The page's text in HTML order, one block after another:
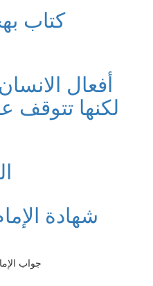
كتاب
أفعال
لكنها تتوقف
شهادة
جواب